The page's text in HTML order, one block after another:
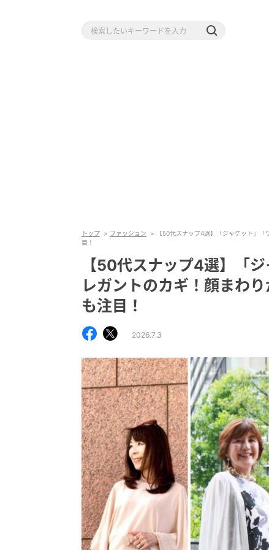
トップ ファッション
【50代スナップ4選】「ジャケット」
目！
【50代スナップ4選】「
レガントのカギ！顔まわ
も注目！
2026.7.3